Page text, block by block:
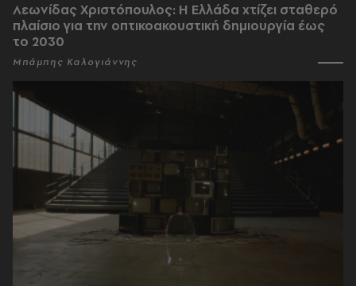
Λεωνίδας Χριστόπουλος: Η Ελλάδα χτίζει σταθερό
πλαίσιο για την οπτικοακουστική δημιουργία έως
το 2030
Μπάμπης Καλογιάννης